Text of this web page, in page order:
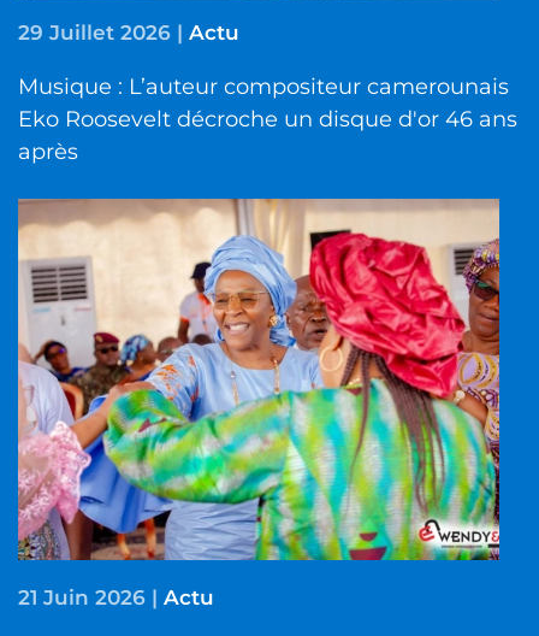
29 Juillet 2026 | Actu
Musique : L’auteur compositeur camerounais
Eko Roosevelt décroche un disque d'or 46 ans
après
21 Juin 2026 | Actu